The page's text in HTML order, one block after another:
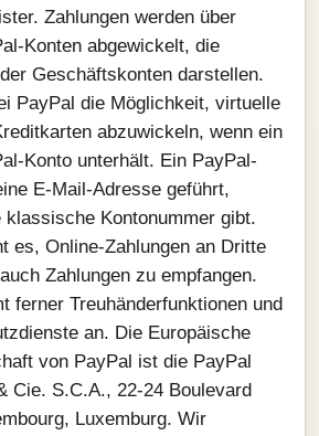
Zahlungen werden über
Konten abgewickelt, die
Geschäftskonten darstellen.
PayPal die Möglichkeit, virtuelle
abzuwickeln, wenn ein
Konto unterhält. Ein PayPal-
E-Mail-Adresse geführt,
Kontonummer gibt.
es, Online-Zahlungen an Dritte
Zahlungen zu empfangen.
ferner Treuhänderfunktionen und
an. Die Europäische
von PayPal ist die PayPal
Cie. S.C.A., 22-24 Boulevard
Luxemburg. Wir